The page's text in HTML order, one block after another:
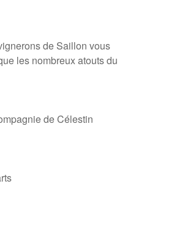
de Saillon vous
les nombreux atouts du
de Célestin